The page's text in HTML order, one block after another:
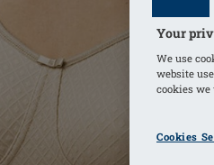
Your
We use
website
cookies we
Cookies